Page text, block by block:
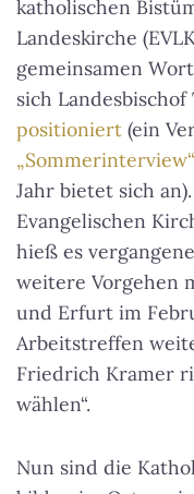
katholischen
Landeskirche
gemeinsamen
sich Landesbischof
positioniert (ein
Jahr bietet sich
Evangelischen
hieß es
weitere Vorgehen
und Erfurt im
Arbeitstreffen
Friedrich Kramer
wählen“.
Nun sind die